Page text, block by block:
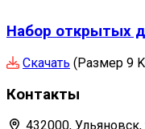
Набор открытых
Скачать (Размер 9
Контакты
432000, Ульяновск,